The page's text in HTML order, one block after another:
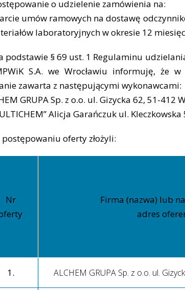
o udzielenie zamówienia na:
umów ramowych na dostawę
laboratoryjnych w okresie 12
podstawie § 69 ust. 1 Regulaminu
S.A. we Wrocławiu informuję, że
zawarta z następującymi wykonawcami:
GRUPA Sp. z o.o. ul. Gizycka 62, 51-412
Alicja Garańczuk ul.
postępowaniu oferty złożyli:
Nr
Firma (nazwa) lub
adres
1. ALCHEM GRUPA Sp. z o.o. ul.